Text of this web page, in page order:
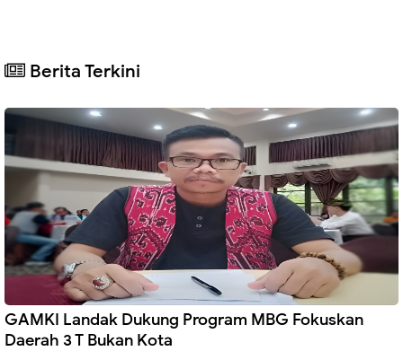
Berita Terkini
GAMKI Landak Dukung Program MBG Fokuskan
Daerah 3 T Bukan Kota